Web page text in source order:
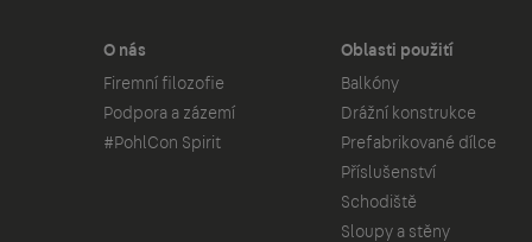
O nás
Firemní filozofie
Podpora a zázemí
#PohlCon Spirit
Oblasti použití
Balkóny
Drážní konstrukce
Prefabrikované dílce
Příslušenství
Schodiště
Sloupy a stěny